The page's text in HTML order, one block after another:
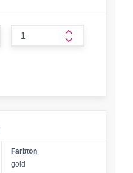
form.increase-
Farbton
gold